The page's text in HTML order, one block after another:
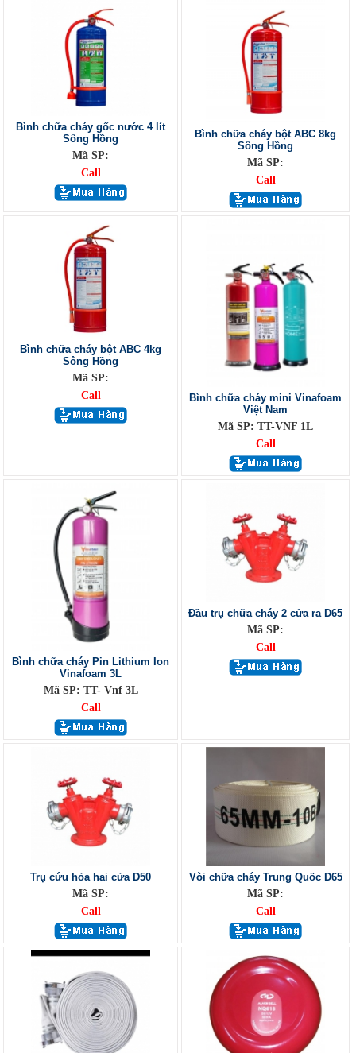
Bình chữa cháy gốc nước 4 lít
Sông Hồng
Mã SP:
Call
Bình chữa cháy bột ABC 8kg
Sông Hồng
Mã SP:
Call
Bình chữa cháy bột ABC 4kg
Sông Hồng
Mã SP:
Call
Bình chữa cháy mini Vinafoam
Việt Nam
Mã SP: TT-VNF 1L
Call
Bình chữa cháy Pin Lithium Ion
Vinafoam 3L
Mã SP: TT- Vnf 3L
Call
Đầu trụ chữa cháy 2 cửa ra D65
Mã SP:
Call
Trụ cứu hỏa hai cửa D50
Mã SP:
Call
Vòi chữa cháy Trung Quốc D65
Mã SP:
Call